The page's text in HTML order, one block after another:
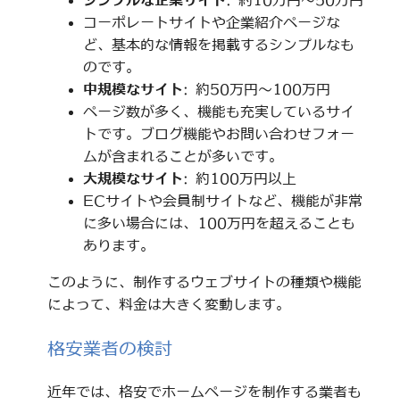
コーポレートサイトや企業紹介ページな
ど、基本的な情報を掲載するシンプルなも
のです。
中規模なサイト: 約50万円～100万円
ページ数が多く、機能も充実しているサイ
トです。ブログ機能やお問い合わせフォー
ムが含まれることが多いです。
大規模なサイト: 約100万円以上
ECサイトや会員制サイトなど、機能が非常
に多い場合には、100万円を超えることも
あります。
このように、制作するウェブサイトの種類や機能
によって、料金は大きく変動します。
格安業者の検討
近年では、格安でホームページを制作する業者も